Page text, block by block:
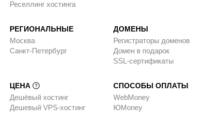
Реселлинг хостинга
РЕГИОНАЛЬНЫЕ
Москва
Санкт-Петербург
ДОМЕНЫ
Регистраторы доменов
Домен в подарок
SSL-сертификаты
ЦЕНА
Дешёвый хостинг
Дешевый VPS-хостинг
СПОСОБЫ ОПЛАТЫ
WebMoney
ЮMoney